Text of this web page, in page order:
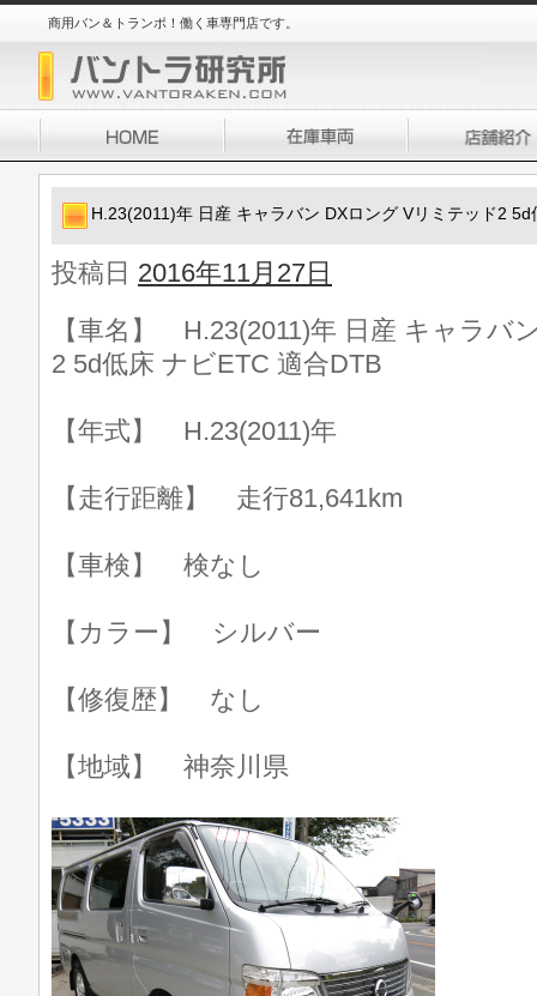
商用バン＆トランポ！働く車専門店です。
H.23(2011)年 日産 キャラバン DXロング Vリミテッド2
投稿日 2016年11月27日
【車名】 H.23(2011)年 日産 キャラバ
2 5d低床 ナビETC 適合DTB
【年式】 H.23(2011)年
【走行距離】 走行81,641km
【車検】 検なし
【カラー】 シルバー
【修復歴】 なし
【地域】 神奈川県